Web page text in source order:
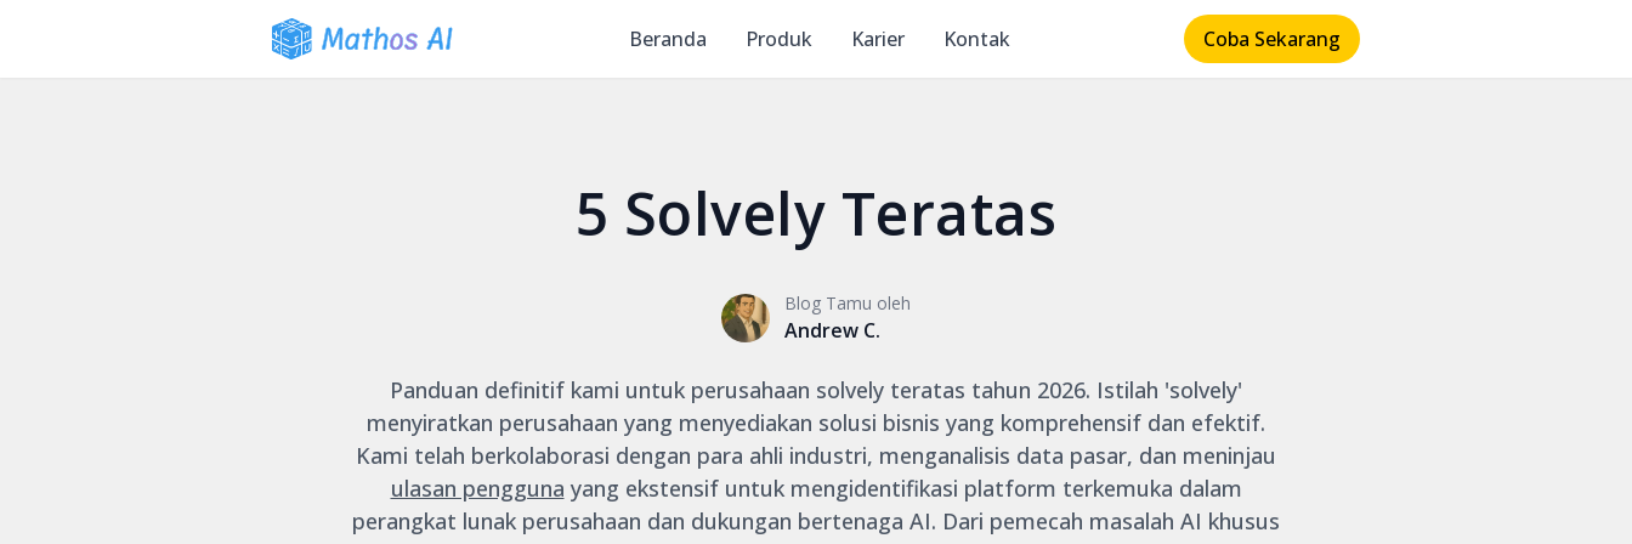
Beranda Produk Karier Kontak Coba Sekarang
5 Solvely Teratas
Blog Tamu oleh
Andrew C.
Panduan definitif kami untuk perusahaan solvely teratas tahun 2026. Istilah 'solvely'
menyiratkan perusahaan yang menyediakan solusi bisnis yang komprehensif dan efektif.
Kami telah berkolaborasi dengan para ahli industri, menganalisis data pasar, dan meninjau
ulasan pengguna yang ekstensif untuk mengidentifikasi platform terkemuka dalam
perangkat lunak perusahaan dan dukungan bertenaga AI. Dari pemecah masalah AI khusus